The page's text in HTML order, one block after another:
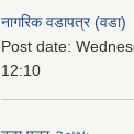
नागरिक वडापत्र (वडा)
Post date:
12:10